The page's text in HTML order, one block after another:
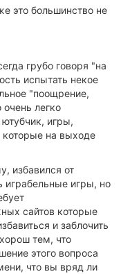
это большинство не
грубо говоря "на
испытать некое
"поощрение,
очень легко
игры,
на выходе
избавился от
играбельные игры, но
сайтов которые
и заблочить
тем, что
этого вопроса
что вы вряд ли